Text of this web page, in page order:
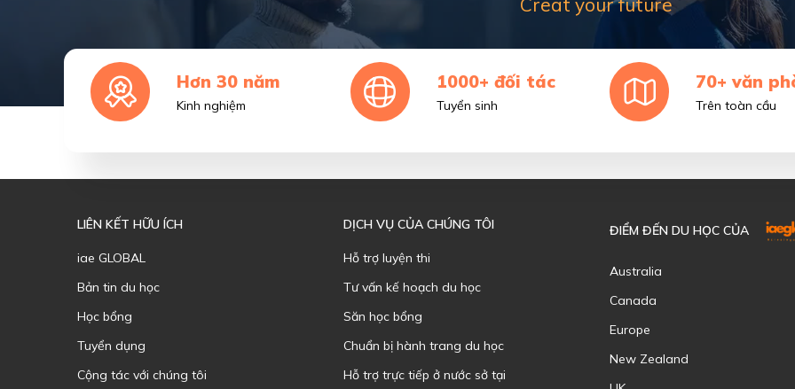
Hơn 30 năm
Kinh nghiệm
1000+ đối tác
Tuyển sinh
70+ văn
Trên toàn cầu
LIÊN KẾT HỮU ÍCH
iae GLOBAL
Bản tin du học
Học bổng
Tuyển dụng
Cộng tác với chúng tôi
DỊCH VỤ CỦA CHÚNG TÔI
Hỗ trợ luyện thi
Tư vấn kế hoạch du học
Săn học bổng
Chuẩn bị hành trang du học
Hỗ trợ trực tiếp ở nước sở tại
ĐIỂM ĐẾN DU HỌC CỦA
Australia
Canada
Europe
New Zealand